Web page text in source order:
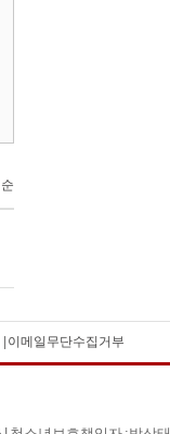
이메일무단수집거부